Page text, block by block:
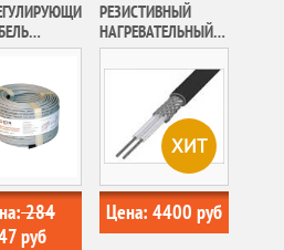
Т
284
руб
РЕЗИСТИВНЫЙ
НАГРЕВАТЕЛЬНЫЙ
КАБЕЛЬ 30МНТ
ХИТ
Цена: 4400 руб